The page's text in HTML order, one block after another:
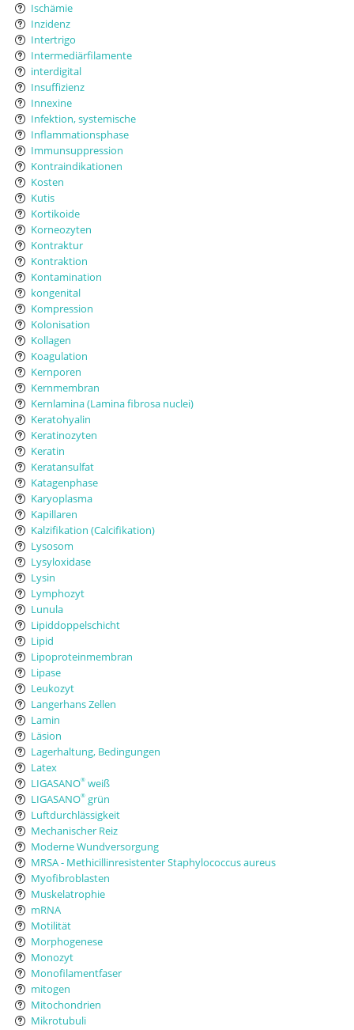
Ischämie
Inzidenz
Intertrigo
Intermediärfilamente
interdigital
Insuffizienz
Innexine
Infektion, systemische
Inflammationsphase
Immunsuppression
Kontraindikationen
Kosten
Kutis
Kortikoide
Korneozyten
Kontraktur
Kontraktion
Kontamination
kongenital
Kompression
Kolonisation
Kollagen
Koagulation
Kernporen
Kernmembran
Kernlamina (Lamina fibrosa nuclei)
Keratohyalin
Keratinozyten
Keratin
Keratansulfat
Katagenphase
Karyoplasma
Kapillaren
Kalzifikation (Calcifikation)
Lysosom
Lysyloxidase
Lysin
Lymphozyt
Lunula
Lipiddoppelschicht
Lipid
Lipoproteinmembran
Lipase
Leukozyt
Langerhans Zellen
Lamin
Läsion
Lagerhaltung, Bedingungen
Latex
LIGASANO®weiß
LIGASANO®grün
Luftdurchlässigkeit
Mechanischer Reiz
Moderne Wundversorgung
MRSA - Methicillinresistenter Staphylococcus aureus
Myofibroblasten
Muskelatrophie
mRNA
Motilität
Morphogenese
Monozyt
Monofilamentfaser
mitogen
Mitochondrien
Mikrotubuli